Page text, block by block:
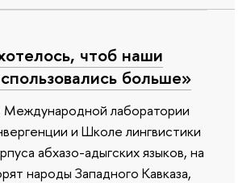
чтоб наши
больше»
лаборатории
и Школе лингвистики
абхазо-адыгских языков, на
народы Западного Кавказа,